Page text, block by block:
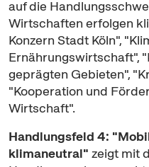
auf die
Wirtschaften erfolgen
Konzern Stadt Köln",
Ernährungswirtschaft",
geprägten Gebieten",
"Kooperation und
Wirtschaft".
Handlungsfeld 4:
klimaneutral" zeigt mit